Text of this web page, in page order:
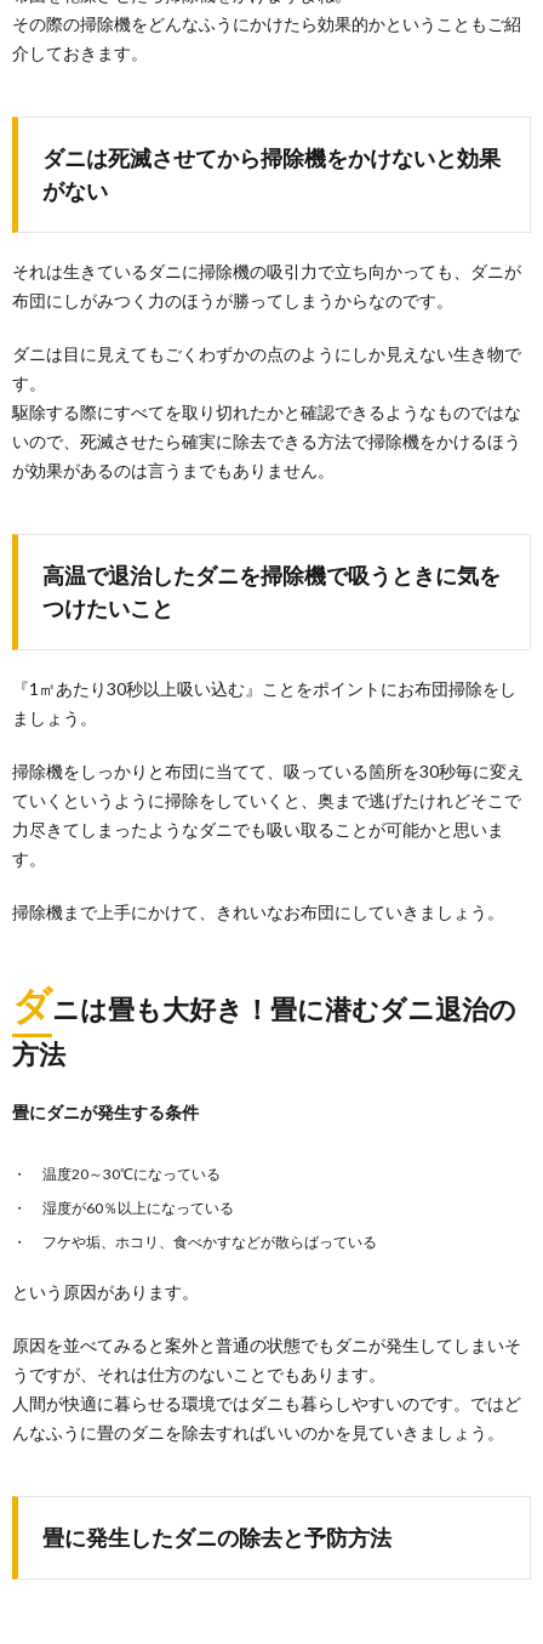
その際の掃除機をどんなふうにかけたら効果的かということもご紹
介しておきます。
ダニは死滅させてから掃除機をかけないと効果
がない
それは生きているダニに掃除機の吸引力で立ち向かっても、ダニが
布団にしがみつく力のほうが勝ってしまうからなのです。
ダニは目に見えてもごくわずかの点のようにしか見えない生き物で
す。
駆除する際にすべてを取り切れたかと確認できるようなものではな
いので、死滅させたら確実に除去できる方法で掃除機をかけるほう
が効果があるのは言うまでもありません。
高温で退治したダニを掃除機で吸うときに気を
つけたいこと
『1㎡あたり30秒以上吸い込む』ことをポイントにお布団掃除をし
ましょう。
掃除機をしっかりと布団に当てて、吸っている箇所を30秒毎に変え
ていくというように掃除をしていくと、奥まで逃げたけれどそこで
力尽きてしまったようなダニでも吸い取ることが可能かと思いま
す。
掃除機まで上手にかけて、きれいなお布団にしていきましょう。
ダニは畳も大好き！畳に潜むダニ退治の
方法
畳にダニが発生する条件
温度20～30℃になっている
湿度が60％以上になっている
フケや垢、ホコリ、食べかすなどが散らばっている
という原因があります。
原因を並べてみると案外と普通の状態でもダニが発生してしまいそ
うですが、それは仕方のないことでもあります。
人間が快適に暮らせる環境ではダニも暮らしやすいのです。ではど
んなふうに畳のダニを除去すればいいのかを見ていきましょう。
畳に発生したダニの除去と予防方法